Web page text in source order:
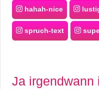
hahah-nice
spruch-text
Ja irgendwann